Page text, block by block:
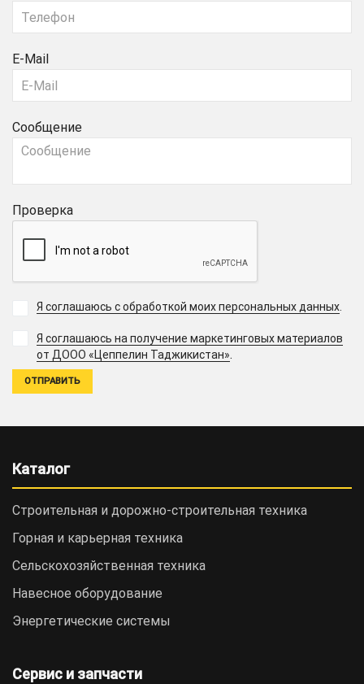
E-Mail
Сообщение
Проверка
Я соглашаюсь с обработкой моих персональных данных.
Я соглашаюсь на получение маркетинговых материалов
от ДООО «Цеппелин Таджикистан».
Каталог
Строительная и дорожно-cтроительная техника
Горная и карьерная техника
Сельскохозяйственная техника
Навесное оборудование
Энергетические системы
Сервис и запчасти